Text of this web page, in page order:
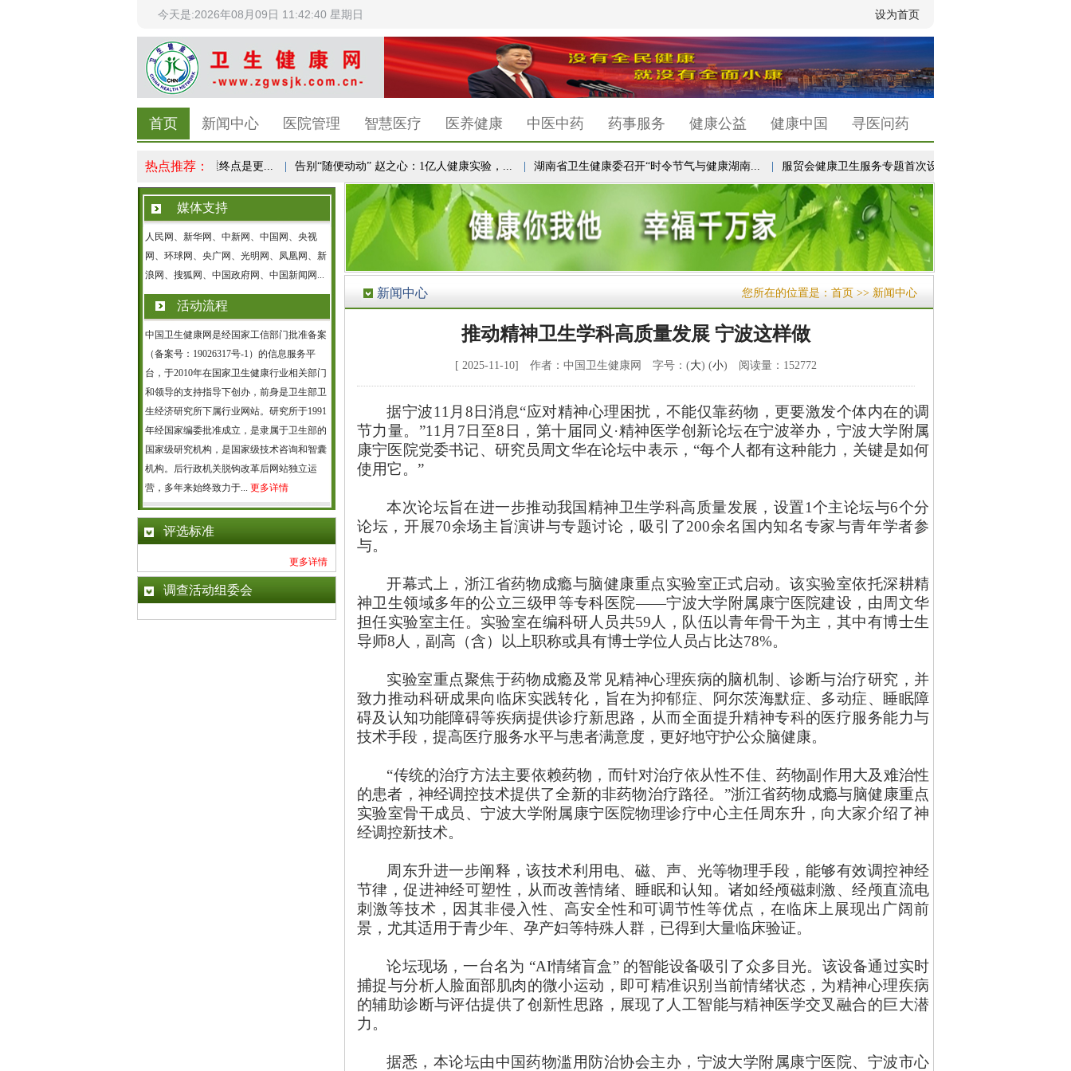
今天是:2026年08月09日 11:42:40 星期日 设为首页
首页 新闻中心 医院管理 智慧医疗 医养健康 中医中药 药事服务 健康公益 健康中国 寻医问药
热点推荐：
科学体重管理成全民健康共识，减重终点是更... | 告别“随便动动” 赵之心：1亿人健康实验，... | 湖南省卫生健康委召开“时令节气与健康湖南... | 服贸会健康卫生服务专题首次设立“未来医疗...
媒体支持
人民网、新华网、中新网、中国网、央视
网、环球网、央广网、光明网、凤凰网、新
浪网、搜狐网、中国政府网、中国新闻网...
活动流程
中国卫生健康网是经国家工信部门批准备案
（备案号：19026317号-1）的信息服务平
台，于2010年在国家卫生健康行业相关部门
和领导的支持指导下创办，前身是卫生部卫
生经济研究所下属行业网站。研究所于1991
年经国家编委批准成立，是隶属于卫生部的
国家级研究机构，是国家级技术咨询和智囊
机构。后行政机关脱钩改革后网站独立运
营，多年来始终致力于... 更多详情
评选标准
更多详情
调查活动组委会
新闻中心 您所在的位置是： 首页 >> 新闻中心
推动精神卫生学科高质量发展 宁波这样做
[ 2025-11-10] 作者：中国卫生健康网 字号：(大) (小) 阅读量：152772
据宁波11月8日消息“应对精神心理困扰，不能仅靠药物，更要激发个体内在的调
节力量。”11月7日至8日，第十届同义·精神医学创新论坛在宁波举办，宁波大学附属
康宁医院党委书记、研究员周文华在论坛中表示，“每个人都有这种能力，关键是如何
使用它。”
本次论坛旨在进一步推动我国精神卫生学科高质量发展，设置1个主论坛与6个分
论坛，开展70余场主旨演讲与专题讨论，吸引了200余名国内知名专家与青年学者参
与。
开幕式上，浙江省药物成瘾与脑健康重点实验室正式启动。该实验室依托深耕精
神卫生领域多年的公立三级甲等专科医院——宁波大学附属康宁医院建设，由周文华
担任实验室主任。实验室在编科研人员共59人，队伍以青年骨干为主，其中有博士生
导师8人，副高（含）以上职称或具有博士学位人员占比达78%。
实验室重点聚焦于药物成瘾及常见精神心理疾病的脑机制、诊断与治疗研究，并
致力推动科研成果向临床实践转化，旨在为抑郁症、阿尔茨海默症、多动症、睡眠障
碍及认知功能障碍等疾病提供诊疗新思路，从而全面提升精神专科的医疗服务能力与
技术手段，提高医疗服务水平与患者满意度，更好地守护公众脑健康。
“传统的治疗方法主要依赖药物，而针对治疗依从性不佳、药物副作用大及难治性
的患者，神经调控技术提供了全新的非药物治疗路径。”浙江省药物成瘾与脑健康重点
实验室骨干成员、宁波大学附属康宁医院物理诊疗中心主任周东升，向大家介绍了神
经调控新技术。
周东升进一步阐释，该技术利用电、磁、声、光等物理手段，能够有效调控神经
节律，促进神经可塑性，从而改善情绪、睡眠和认知。诸如经颅磁刺激、经颅直流电
刺激等技术，因其非侵入性、高安全性和可调节性等优点，在临床上展现出广阔前
景，尤其适用于青少年、孕产妇等特殊人群，已得到大量临床验证。
论坛现场，一台名为 “AI情绪盲盒” 的智能设备吸引了众多目光。该设备通过实时
捕捉与分析人脸面部肌肉的微小运动，即可精准识别当前情绪状态，为精神心理疾病
的辅助诊断与评估提供了创新性思路，展现了人工智能与精神医学交叉融合的巨大潜
力。
据悉，本论坛由中国药物滥用防治协会主办，宁波大学附属康宁医院、宁波市心